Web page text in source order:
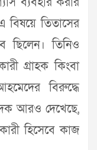
বিষয়ে তিতাসের
ছিলেন। তিনিও
গ্রাহক কিংবা
বিরুদ্ধে
আরও দেখেছে,
হিসেবে কাজ